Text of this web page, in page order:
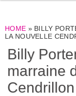
HOME » BILLY
LA NOUVELLE
Billy
marraine
Cendrillon